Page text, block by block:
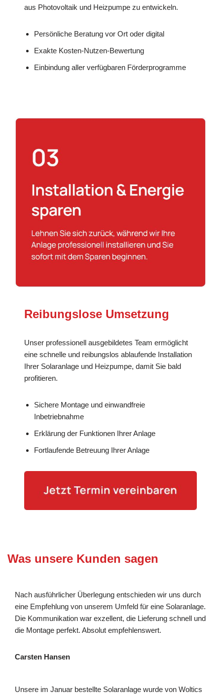
aus Photovoltaik und Heizpumpe zu entwickeln.
Persönliche Beratung vor Ort oder digital
Exakte Kosten-Nutzen-Bewertung
Einbindung aller verfügbaren Förderprogramme
Reibungslose Umsetzung
Unser professionell ausgebildetes Team ermöglicht
eine schnelle und reibungslos ablaufende Installation
Ihrer Solaranlage und Heizpumpe, damit Sie bald
profitieren.
Sichere Montage und einwandfreie
Inbetriebnahme
Erklärung der Funktionen Ihrer Anlage
Fortlaufende Betreuung Ihrer Anlage
Was unsere Kunden sagen
Nach ausführlicher Überlegung entschieden wir uns durch
eine Empfehlung von unserem Umfeld für eine Solaranlage.
Die Kommunikation war exzellent, die Lieferung schnell und
die Montage perfekt. Absolut empfehlenswert.
Carsten Hansen
Unsere im Januar bestellte Solaranlage wurde von Woltics